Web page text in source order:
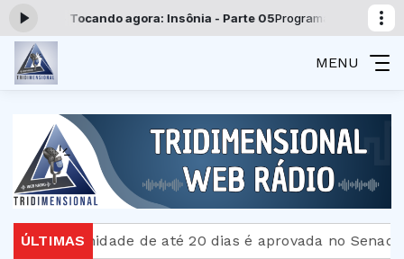
- Tocando agora: Insônia - Parte 05Programação
MENU
ÚLTIMAS de até 20 dias é aprovada no Senado